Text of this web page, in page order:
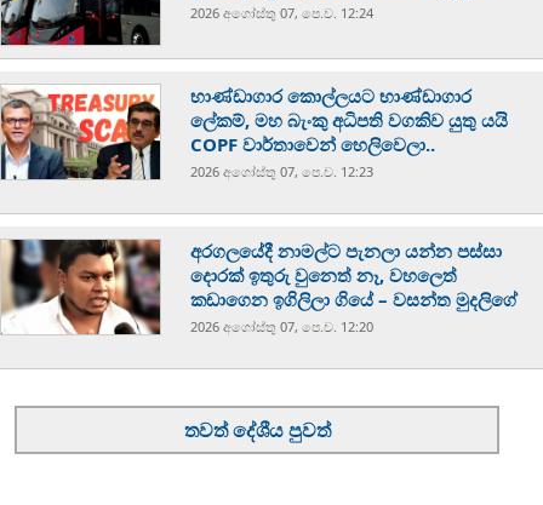
2026 අගෝස්‍තු 07, පෙ.ව. 12:24
භාණ්ඩාගාර කොල්ලයට භාණ්ඩාගාර
ලේකම්, මහ බැංකු අධිපති වගකිව යුතු යයි
COPF වාර්තාවෙන් හෙලිවෙලා..
2026 අගෝස්‍තු 07, පෙ.ව. 12:23
අරගලයේදී නාමල්ට පැනලා යන්න පස්ස‍ා
දොරක් ඉතුරු වුනෙත් නෑ, වහලෙත්
කඩාගෙන ඉගිලිලා ගියේ – වසන්ත මුදලිගේ
2026 අගෝස්‍තු 07, පෙ.ව. 12:20
තවත් දේශීය පුවත්